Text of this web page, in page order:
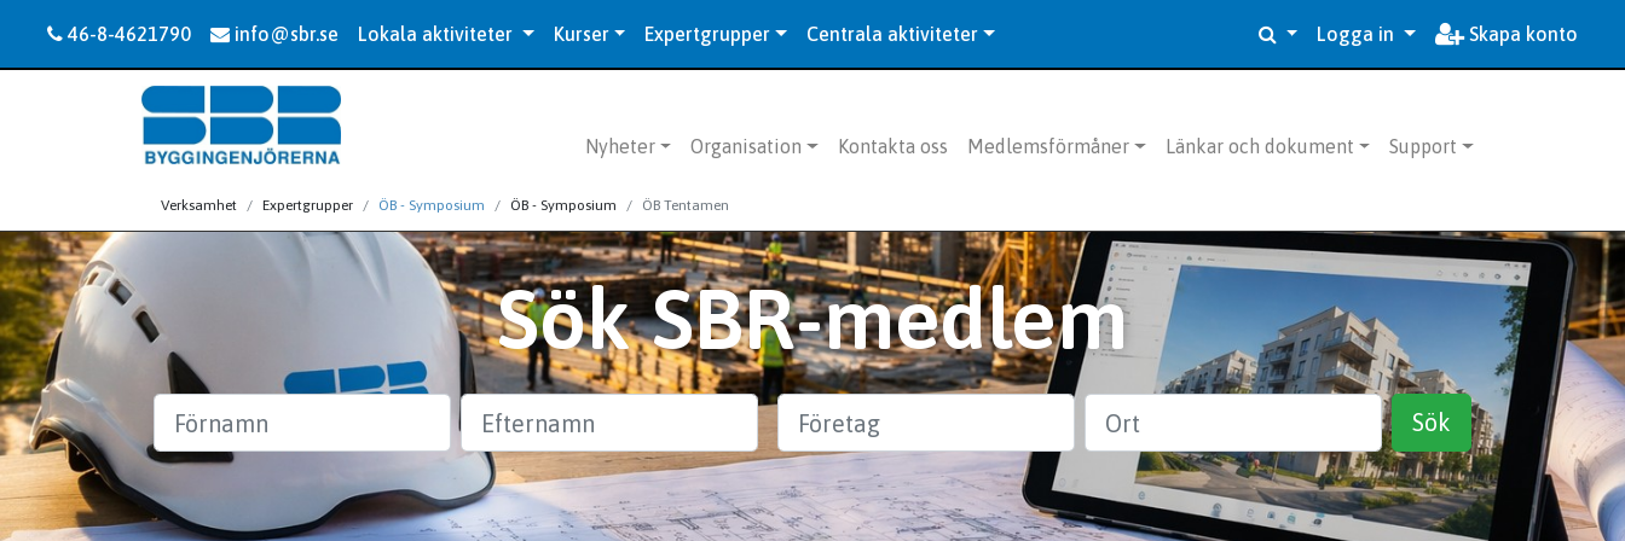
46-8-4621790 info@sbr.se Lokala aktiviteter Kurser Expertgrupper Centrala aktiviteter Logga in Skapa konto
Nyheter Organisation Kontakta oss Medlemsförmåner Länkar och dokument Support
Verksamhet Expertgrupper ÖB - Symposium ÖB - Symposium ÖB Tentamen
Sök SBR-medlem
Efternamn Företag
Sök